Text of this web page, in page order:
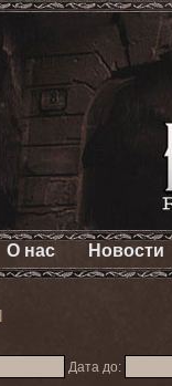
О нас Новости
Дата до: